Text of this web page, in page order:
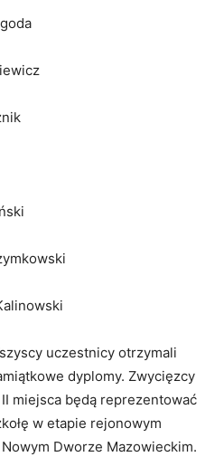
uczestnicy otrzymali
dyplomy. Zwycięzcy
II miejsca będą reprezentować
w etapie rejonowym
Dworze Mazowieckim.